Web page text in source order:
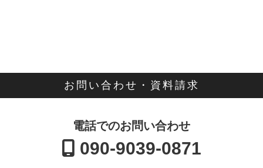
お問い合わせ・資料請求
電話でのお問い合わせ
090-9039-0871